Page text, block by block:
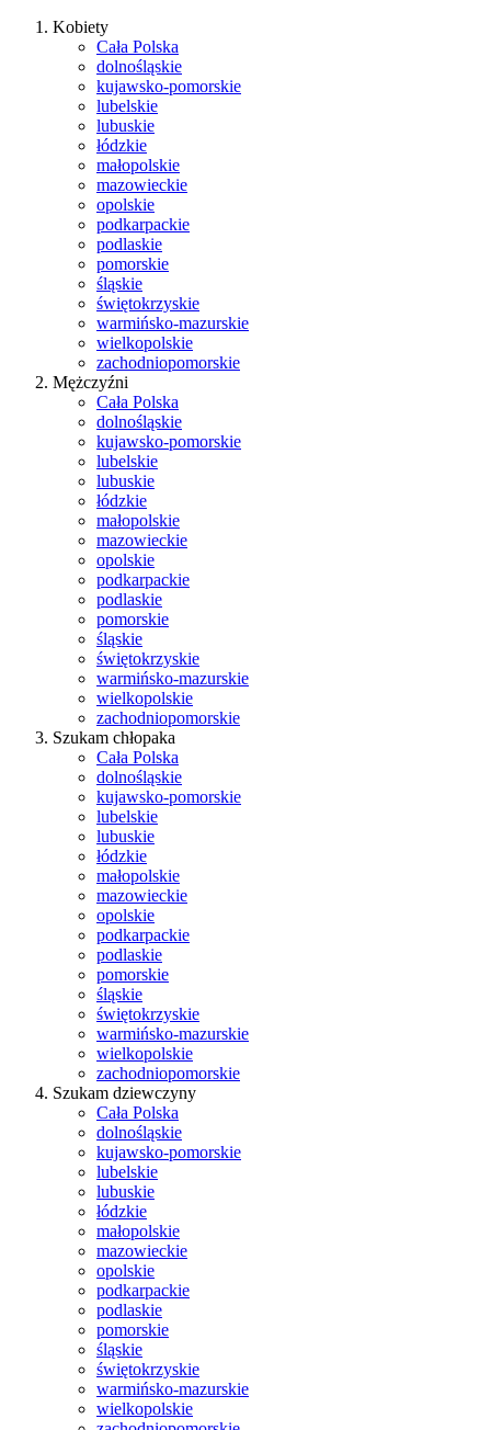
Kobiety
Cała Polska
dolnośląskie
kujawsko-pomorskie
lubelskie
lubuskie
łódzkie
małopolskie
mazowieckie
opolskie
podkarpackie
podlaskie
pomorskie
śląskie
świętokrzyskie
warmińsko-mazurskie
wielkopolskie
zachodniopomorskie
Mężczyźni
Cała Polska
dolnośląskie
kujawsko-pomorskie
lubelskie
lubuskie
łódzkie
małopolskie
mazowieckie
opolskie
podkarpackie
podlaskie
pomorskie
śląskie
świętokrzyskie
warmińsko-mazurskie
wielkopolskie
zachodniopomorskie
Szukam chłopaka
Cała Polska
dolnośląskie
kujawsko-pomorskie
lubelskie
lubuskie
łódzkie
małopolskie
mazowieckie
opolskie
podkarpackie
podlaskie
pomorskie
śląskie
świętokrzyskie
warmińsko-mazurskie
wielkopolskie
zachodniopomorskie
Szukam dziewczyny
Cała Polska
dolnośląskie
kujawsko-pomorskie
lubelskie
lubuskie
łódzkie
małopolskie
mazowieckie
opolskie
podkarpackie
podlaskie
pomorskie
śląskie
świętokrzyskie
warmińsko-mazurskie
wielkopolskie